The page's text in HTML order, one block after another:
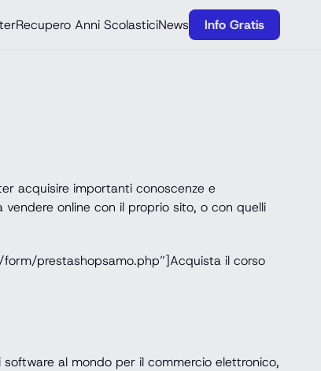
Recupero Anni ScolasticiNews Info Gratis
acquisire importanti conoscenze e
online con il proprio sito, o con quelli
form/prestashopsamo.php”]Acquista il corso
al mondo per il commercio elettronico,